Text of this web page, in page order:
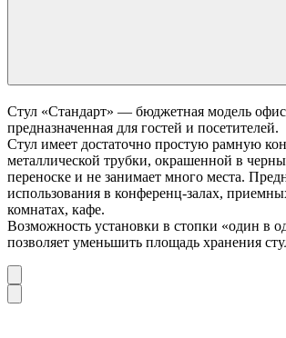
Стул «Стандарт» — бюджетная модель
предназначенная для гостей и посетителей.
Стул имеет достаточно простую рамную
металлической трубки, окрашенной в
переноске и не занимает много места.
использования в конференц-залах,
комнатах, кафе.
Возможность установки в стопки «один в
позволяет уменьшить площадь хранения